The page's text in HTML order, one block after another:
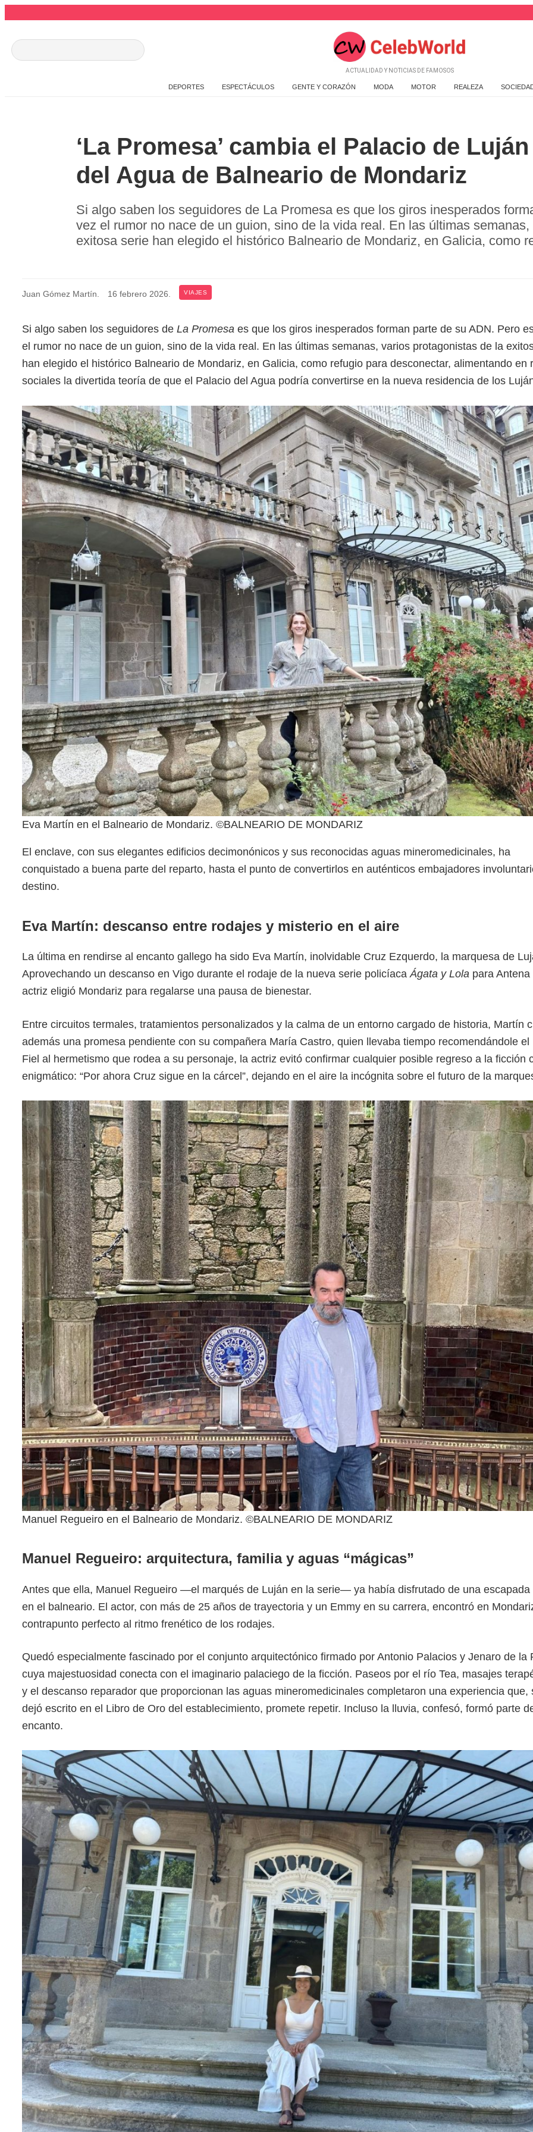
ACTUALIDAD Y NOTICIAS DE FAMOSOS
DEPORTES ESPECTÁCULOS GENTE Y CORAZÓN MODA MOTOR REALEZA
‘La Promesa’ cambia el Palacio de
del Agua de Balneario de Mondariz
Si algo saben los seguidores de La Promesa es que los giros inesperados
vez el rumor no nace de un guion, sino de la vida real. En las últimas
exitosa serie han elegido el histórico Balneario de Mondariz, en Galicia, como
Juan Gómez Martín. 16 febrero 2026. VIAJES
Si algo saben los seguidores de La Promesa es que los giros inesperados forman parte de su ADN. Pero
el rumor no nace de un guion, sino de la vida real. En las últimas semanas, varios protagonistas de la
han elegido el histórico Balneario de Mondariz, en Galicia, como refugio para desconectar, alimentando en
sociales la divertida teoría de que el Palacio del Agua podría convertirse en la nueva residencia de los
Eva Martín en el Balneario de Mondariz. ©BALNEARIO DE MONDARIZ
El enclave, con sus elegantes edificios decimonónicos y sus reconocidas aguas mineromedicinales, ha
conquistado a buena parte del reparto, hasta el punto de convertirlos en auténticos embajadores
destino.
Eva Martín: descanso entre rodajes y misterio en el aire
La última en rendirse al encanto gallego ha sido Eva Martín, inolvidable Cruz Ezquerdo, la marquesa de
Aprovechando un descanso en Vigo durante el rodaje de la nueva serie policíacaÁgata y Lola para Antena
actriz eligió Mondariz para regalarse una pausa de bienestar.
Entre circuitos termales, tratamientos personalizados y la calma de un entorno cargado de historia, Martín
además una promesa pendiente con su compañera María Castro, quien llevaba tiempo recomendándole el
Fiel al hermetismo que rodea a su personaje, la actriz evitó confirmar cualquier posible regreso a la ficción
enigmático: “Por ahora Cruz sigue en la cárcel”, dejando en el aire la incógnita sobre el futuro de la
Manuel Regueiro en el Balneario de Mondariz. ©BALNEARIO DE MONDARIZ
Manuel Regueiro: arquitectura, familia y aguas “mágicas”
Antes que ella, Manuel Regueiro —el marqués de Luján en la serie— ya había disfrutado de una escapada
en el balneario. El actor, con más de 25 años de trayectoria y un Emmy en su carrera, encontró en
contrapunto perfecto al ritmo frenético de los rodajes.
Quedó especialmente fascinado por el conjunto arquitectónico firmado por Antonio Palacios y Jenaro de la
cuya majestuosidad conecta con el imaginario palaciego de la ficción. Paseos por el río Tea, masajes
y el descanso reparador que proporcionan las aguas mineromedicinales completaron una experiencia que,
dejó escrito en el Libro de Oro del establecimiento, promete repetir. Incluso la lluvia, confesó, formó parte
encanto.